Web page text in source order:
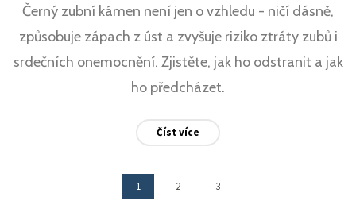
Černý zubní kámen není jen o vzhledu - ničí dásně,
způsobuje zápach z úst a zvyšuje riziko ztráty zubů i
srdečních onemocnění. Zjistěte, jak ho odstranit a jak
ho předcházet.
Číst více
1 2 3